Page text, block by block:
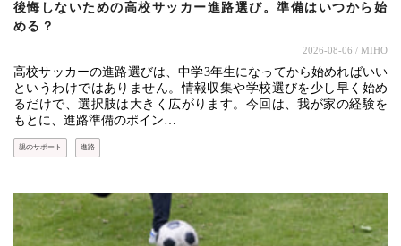
後悔しないための高校サッカー進路選び。準備はいつから始
める？
2026-08-06 / MIHO
高校サッカーの進路選びは、中学3年生になってから始めればいい
というわけではありません。情報収集や学校選びを少し早く始め
るだけで、選択肢は大きく広がります。今回は、我が家の経験を
もとに、進路準備のポイン…
親のサポート 進路